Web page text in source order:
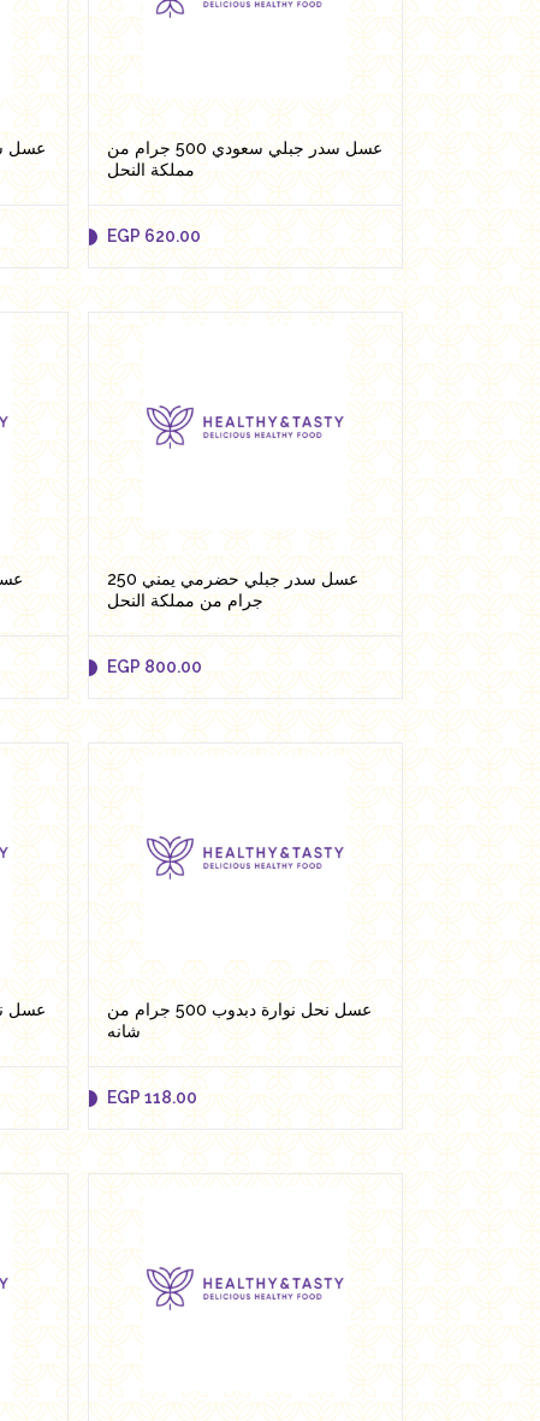
عسل سدر جبلي سعودي 500 جرام من
مملكة النحل
EGP 620.00
EGP 620.00
عسل سدر جبلي حضرمي يمني 250
جرام من مملكة النحل
EGP 800.00
EGP 800.00
عسل نحل نوارة دبدوب 500 جرام من
شانه
EGP 118.00
EGP 118.00